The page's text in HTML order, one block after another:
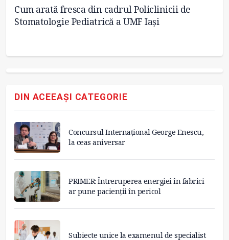
Cum arată fresca din cadrul Policlinicii de
Stomatologie Pediatrică a UMF Iași
DIN ACEEAȘI CATEGORIE
Concursul Internațional George Enescu,
la ceas aniversar
PRIMER: Întreruperea energiei în fabrici
ar pune pacienții în pericol
Subiecte unice la examenul de specialist